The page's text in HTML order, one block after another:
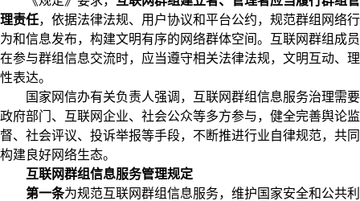
理责任，依据法律法规、用户协议和平台公约，规范群组网络行
为和信息发布，构建文明有序的网络群体空间。互联网群组成员
在参与群组信息交流时，应当遵守相关法律法规，文明互动、理
性表达。
国家网信办有关负责人强调，互联网群组信息服务治理需要
政府部门、互联网企业、社会公众等多方参与，健全完善舆论监
督、社会评议、投诉举报等手段，不断推进行业自律规范，共同
构建良好网络生态。
互联网群组信息服务管理规定
第一条为规范互联网群组信息服务，维护国家安全和公共利